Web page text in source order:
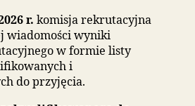
kandydatów większej niż
pierwszym etapie
są pod uwagę łącznie
ust. 2 ustawy Prawo